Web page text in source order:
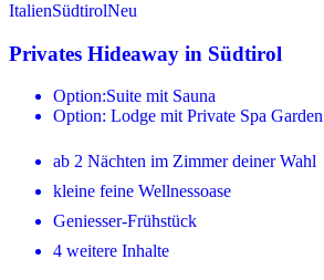
ItalienSüdtirolNeu
Privates Hideaway in Südtirol
Option:Suite mit Sauna
Option: Lodge mit Private Spa Garden
ab 2 Nächten im Zimmer deiner Wahl
kleine feine Wellnessoase
Geniesser-Frühstück
4 weitere Inhalte